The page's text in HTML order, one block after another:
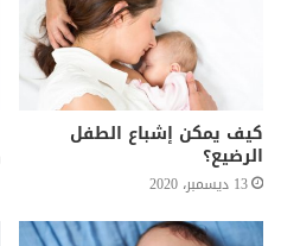
كيف يمكن إشباع الطفل
الرضيع؟
13 ديسمبر، 2020